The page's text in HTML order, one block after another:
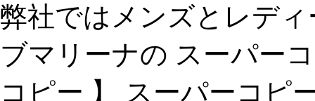
弊社ではメンズとレデ
ブマリーナの スーパー
コピー 】 スーパーコピ